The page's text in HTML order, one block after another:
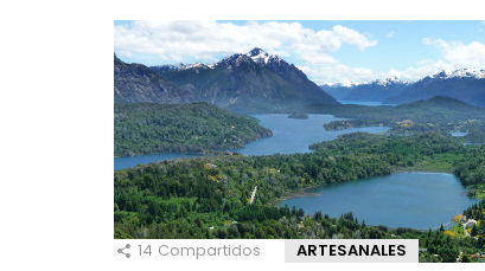
14 Compartidos ARTESANALES